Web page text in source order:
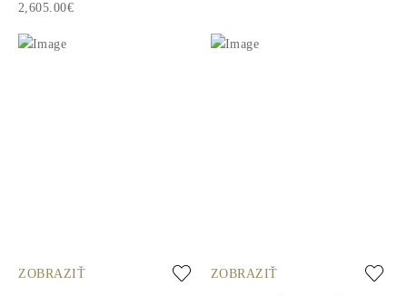
2,605.00€
ZOBRAZIŤ ZOBRAZIŤ